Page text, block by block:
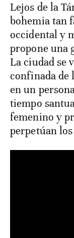
Lejos de la
bohemia tan
occidental y
propone una
La ciudad se
confinada de
en un
tiempo
femenino y
perpetúan